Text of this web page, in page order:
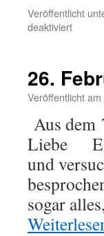
Veröffentlicht
deaktiviertfür
26.
Veröffentlicht am
Aus dem
Liebe
und
sogar